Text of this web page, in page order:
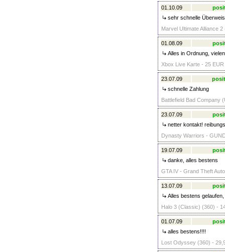
01.10.09
sehr schnelle
Marvel Ultimate Alliance
01.08.09
Alles in Ordnung,
Xbox Live Karte - 25
23.07.09
schnelle Zahlung
Battlefield Bad Company
23.07.09
netter kontakt!
Dynasty Warriors -
19.07.09
danke, alles bestens
GTA IV - Grand Theft
13.07.09
Alles bestens
Halo 3 (Classic) (360) -
01.07.09
alles bestens!!!!
Lost Odyssey (360) -